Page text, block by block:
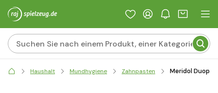
Haushalt Mundhygiene Zahnpasten Meridol